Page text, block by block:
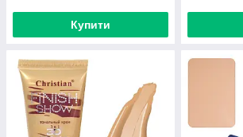
Купити